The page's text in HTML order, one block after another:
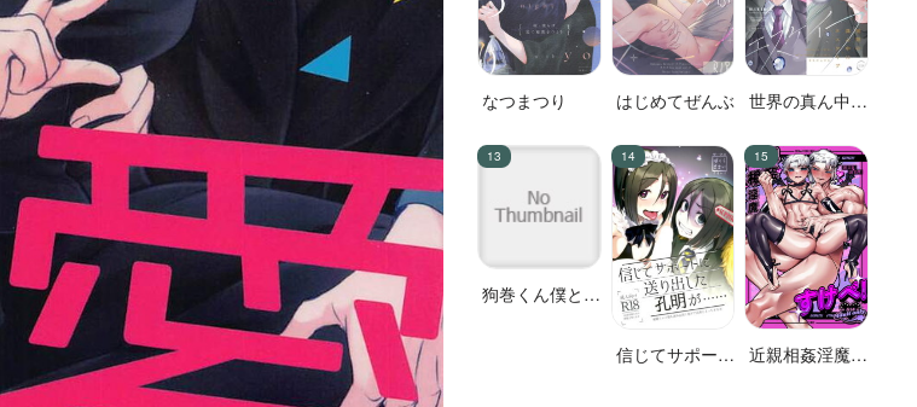
なつまつり はじめてぜんぶ
世界の真ん中に
狗巻くん僕と生
信じてサポート
近親相姦淫魔す